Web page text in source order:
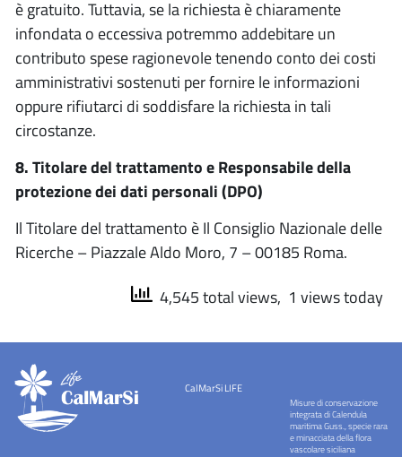
è gratuito. Tuttavia, se la richiesta è chiaramente
infondata o eccessiva potremmo addebitare un
contributo spese ragionevole tenendo conto dei costi
amministrativi sostenuti per fornire le informazioni
oppure rifiutarci di soddisfare la richiesta in tali
circostanze.
8. Titolare del trattamento e Responsabile della
protezione dei dati personali (DPO)
Il Titolare del trattamento è Il Consiglio Nazionale delle
Ricerche – Piazzale Aldo Moro, 7 – 00185 Roma.
4,545 total views, 1 views today
CalMarSi LIFE
Misure di conservazione
integrata di Calendula
maritima Guss., specie rara
e minacciata della flora
vascolare siciliana